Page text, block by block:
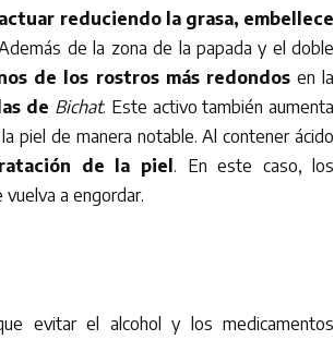
actuar reduciendo la grasa, embellece
de la zona de la papada y el doble
de los rostros más redondosen la
de Bichat. Este activo también aumenta
piel de manera notable. Al contener ácido
de la piel. En este caso, los
a engordar.
evitar el alcohol y los medicamentos